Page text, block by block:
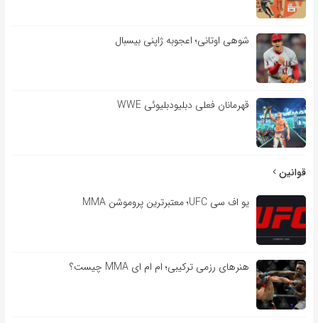
شوهی اوتانی؛ اعجوبه ژاپنی بیسبال
قهرمانان فعلی دبلیودبلیوئی WWE
قوانین
یو اف سی UFC؛ معتبرترین پروموشن MMA
هنرهای رزمی ترکیبی؛ ام ام ای MMA چیست؟